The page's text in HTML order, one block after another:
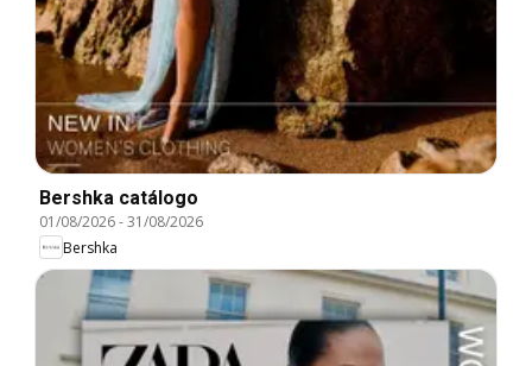
Bershka catálogo
01/08/2026-31/08/2026
Bershka